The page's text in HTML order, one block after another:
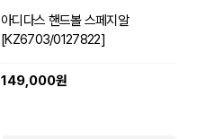
아디다스 핸드볼 스페지알
[KZ6703/0127822]
149,000원